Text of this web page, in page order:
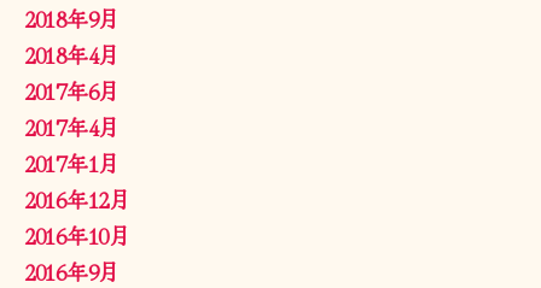
2018年9月
2018年4月
2017年6月
2017年4月
2017年1月
2016年12月
2016年10月
2016年9月